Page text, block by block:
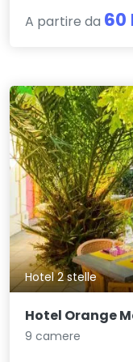
A partire da 60
Hotel 2 stelle
Hotel Orange
9 camere